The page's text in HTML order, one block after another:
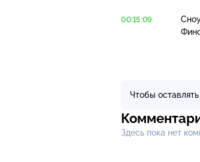
00:15:09
Чтобы
Здесь пока нет